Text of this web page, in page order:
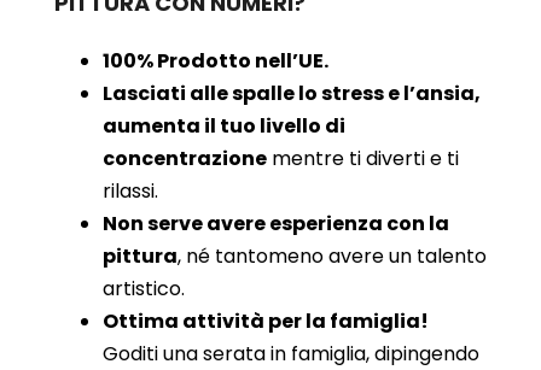
100% Prodotto nell’UE.
Lasciati alle spalle lo stress e l’ansia,
aumenta il tuo livello di
concentrazione mentre ti diverti e ti
rilassi.
Non serve avere esperienza con la
pittura, né tantomeno avere un talento
artistico.
Ottima attività per la famiglia!
Goditi una serata in famiglia, dipingendo